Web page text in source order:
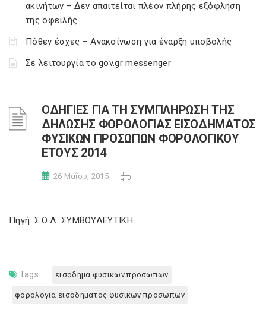
ακινήτων – Δεν απαιτείται πλέον πλήρης εξόφληση
της οφειλής
Πόθεν έσχες – Ανακοίνωση για έναρξη υποβολής
Σε λειτουργία το gov.gr messenger
ΟΔΗΓΙΕΣ ΓΙΑ ΤΗ ΣΥΜΠΛΗΡΩΣΗ ΤΗΣ
ΔΗΛΩΣΗΣ ΦΟΡΟΛΟΓΙΑΣ ΕΙΣΟΔΗΜΑΤΟΣ
ΦΥΣΙΚΩΝ ΠΡΟΣΩΠΩΝ ΦΟΡΟΛΟΓΙΚΟΥ
ΕΤΟΥΣ 2014
26 Μαΐου, 2015
Πηγή: Σ.Ο.Λ. ΣΥΜΒΟΥΛΕΥΤΙΚΗ
Tags: εισοδημα φυσικων προσωπων
φορολογια εισοδηματος φυσικων προσωπων